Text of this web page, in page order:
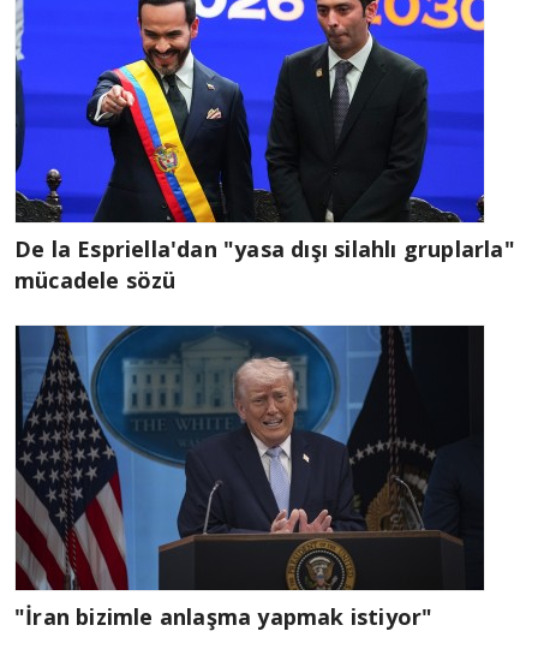
De la Espriella'dan "yasa dışı silahlı gruplarla"
mücadele sözü
"İran bizimle anlaşma yapmak istiyor"